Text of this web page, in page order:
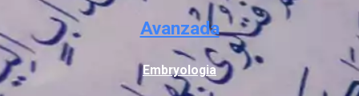
Avanzada
Embryologia